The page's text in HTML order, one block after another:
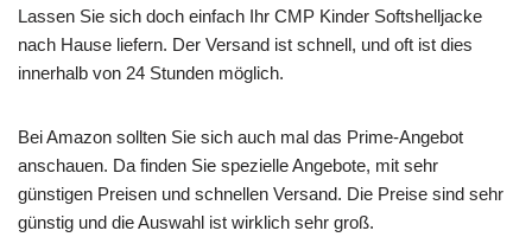
Lassen Sie sich doch einfach Ihr CMP Kinder Softshelljacke
nach Hause liefern. Der Versand ist schnell, und oft ist dies
innerhalb von 24 Stunden möglich.
Bei Amazon sollten Sie sich auch mal das Prime-Angebot
anschauen. Da finden Sie spezielle Angebote, mit sehr
günstigen Preisen und schnellen Versand. Die Preise sind sehr
günstig und die Auswahl ist wirklich sehr groß.